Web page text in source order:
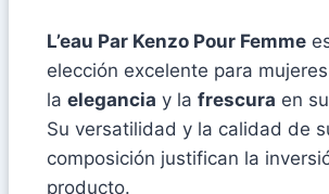
L’eau Par Kenzo Pour Femme
elección excelente para
la elegancia y la frescura en
Su versatilidad y la calidad de
composición justifican la
producto.